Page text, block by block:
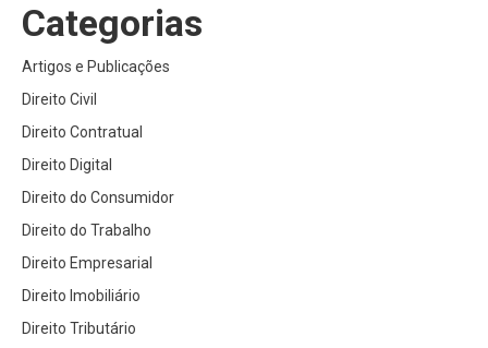
Categorias
Artigos e Publicações
Direito Civil
Direito Contratual
Direito Digital
Direito do Consumidor
Direito do Trabalho
Direito Empresarial
Direito Imobiliário
Direito Tributário